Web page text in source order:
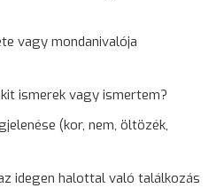
vagy mondanivalója
ismerek vagy ismertem?
(kor, nem, öltözék,
idegen halottal való találkozás